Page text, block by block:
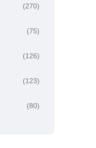
(270)
(75)
(126)
(123)
(80)